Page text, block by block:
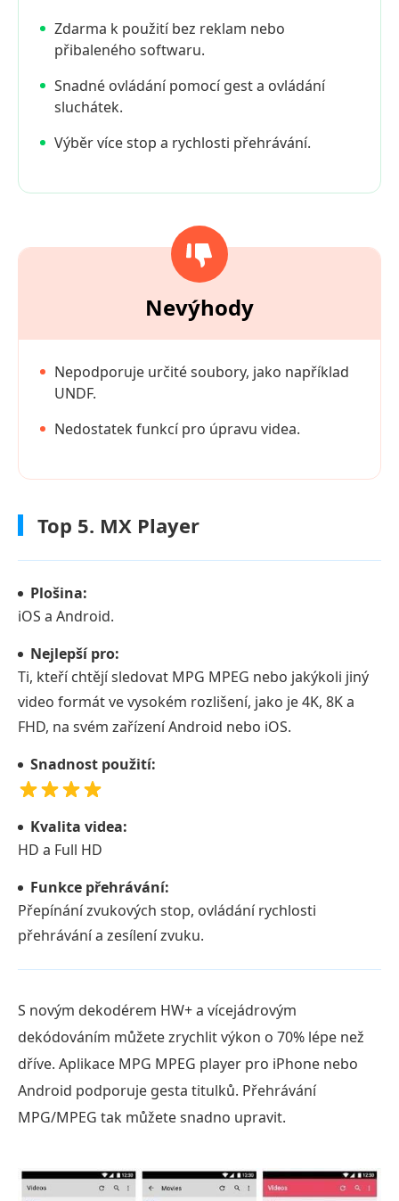
Zdarma k použití bez reklam nebo
přibaleného softwaru.
Snadné ovládání pomocí gest a ovládání
sluchátek.
Výběr více stop a rychlosti přehrávání.
Nevýhody
Nepodporuje určité soubory, jako například
UNDF.
Nedostatek funkcí pro úpravu videa.
Top 5. MX Player
Plošina:
iOS a Android.
Nejlepší pro:
Ti, kteří chtějí sledovat MPG MPEG nebo jakýkoli jiný
video formát ve vysokém rozlišení, jako je 4K, 8K a
FHD, na svém zařízení Android nebo iOS.
Snadnost použití:
Kvalita videa:
HD a Full HD
Funkce přehrávání:
Přepínání zvukových stop, ovládání rychlosti
přehrávání a zesílení zvuku.
S novým dekodérem HW+ a vícejádrovým
dekódováním můžete zrychlit výkon o 70% lépe než
dříve. Aplikace MPG MPEG player pro iPhone nebo
Android podporuje gesta titulků. Přehrávání
MPG/MPEG tak můžete snadno upravit.